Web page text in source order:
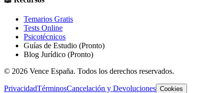
Temarios Gratis
Tests Online
Psicotécnicos
Guías de Estudio (Pronto)
Blog Jurídico (Pronto)
© 2026 Vence España. Todos los derechos reservados.
PrivacidadTérminosCancelación y Devoluciones Cookies